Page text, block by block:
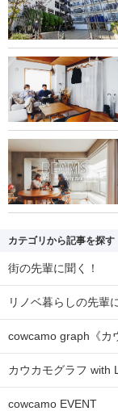
カテゴリから記事を探す
街の先輩に聞く！
リノベ暮らしの先輩
cowcamo graph《カ
カウカモグラフ with
cowcamo EVENT